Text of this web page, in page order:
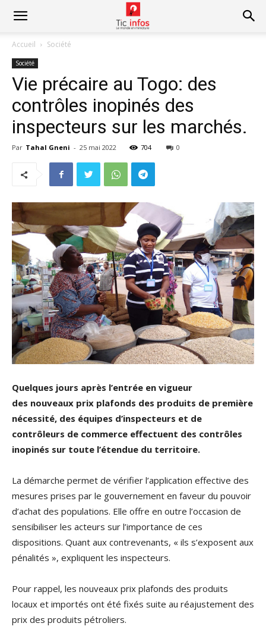
Accueil Société
Société
Vie précaire au Togo: des
contrôles inopinés des
inspecteurs sur les marchés.
Par Tahal Gneni - 25 mai 2022 704 0
Quelques jours après l’entrée en vigueur
des nouveaux prix plafonds des produits de première
nécessité, des équipes d’inspecteurs et de
contrôleurs de commerce effectuent des contrôles
inopinés sur toute l’étendue du territoire.
La démarche permet de vérifier l’application effective des
mesures prises par le gouvernement en faveur du pouvoir
d’achat des populations. Elle offre en outre l’occasion de
sensibiliser les acteurs sur l’importance de ces
dispositions. Quant aux contrevenants, « ils s’exposent aux
pénalités », expliquent les inspecteurs.
Pour rappel, les nouveaux prix plafonds des produits
locaux et importés ont été fixés suite au réajustement des
prix des produits pétroliers.